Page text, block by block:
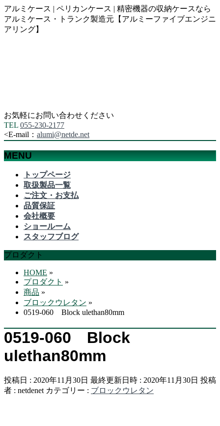
アルミケース | ペリカンケース | 精密機器の収納ケースなら
アルミケース・トランク製造元【アルミーファイブエンジニ
アリング】
お気軽にお問い合わせください
TEL 055-230-2177
<E-mail： alumi@netde.net
MENU
トップページ
取扱製品一覧
ご注文・お支払
品質保証
会社概要
ショールーム
スタッフブログ
プロダクト
HOME »
プロダクト »
商品 »
ブロックウレタン »
0519-060 Block ulethan80mm
0519-060 Block
ulethan80mm
投稿日 : 2020年11月30日 最終更新日時 : 2020年11月30日 投稿
者 : netdenet カテゴリー : ブロックウレタン